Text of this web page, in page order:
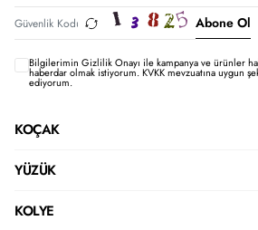
Abone Ol
Bilgilerimin Gizlilik Onayı ile kampanya ve ürünler
haberdar olmak istiyorum.KVKK mevzuatına uygun
ediyorum.
KOÇAK
YÜZÜK
KOLYE